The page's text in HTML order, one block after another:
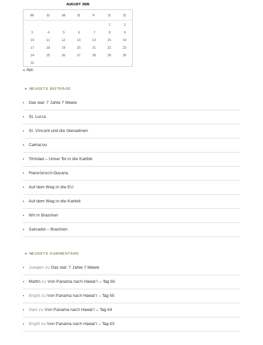
AUGUST 2026
M D M D F S S
1
2
3
4 5 6 7 8
9
10
11 12 13 14 15
16
17
18 19 20 21 22
23
24
25 26 27 28 29
30
31
« Apr.
NEUESTE BEITRÄGE
Das war: 7 Jahre 7 Meere
St. Lucia
St. Vincent und die Grenadinen
Carriacou
Trinidad – Unser Tor in die Karibik
Französisch-Guyana
Auf dem Weg in die EU
Auf dem Weg in die Karibik
Wir in Brasilien
Salvador – Brasilien
NEUESTE KOMMENTARE
Juergen zuDas war: 7 Jahre 7 Meere
Martin zuVon Panama nach Hawai’i – Tag 66
Birgitt zuVon Panama nach Hawai’i – Tag 65
Dani zuVon Panama nach Hawai’i – Tag 64
Birgitt zuVon Panama nach Hawai’i – Tag 63